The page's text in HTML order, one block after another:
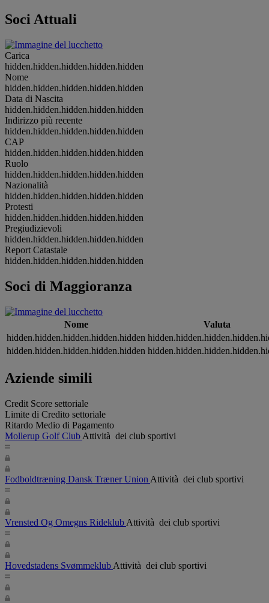
Soci Attuali
Carica
hidden.hidden.hidden.hidden.hidden
Nome
hidden.hidden.hidden.hidden.hidden
Data di Nascita
hidden.hidden.hidden.hidden.hidden
Indirizzo più recente
hidden.hidden.hidden.hidden.hidden
CAP
hidden.hidden.hidden.hidden.hidden
Ruolo
hidden.hidden.hidden.hidden.hidden
Nazionalità
hidden.hidden.hidden.hidden.hidden
Protesti
hidden.hidden.hidden.hidden.hidden
Pregiudizievoli
hidden.hidden.hidden.hidden.hidden
Report Catastale
hidden.hidden.hidden.hidden.hidden
Soci di Maggioranza
Nome
Valuta
hidden.hidden.hidden.hidden.hidden
hidden.hidden.hidden.hidden.hidden
Aziende simili
Credit Score settoriale
Limite di Credito settoriale
Ritardo Medio di Pagamento
Mollerup Golf Club Attività dei club sportivi
Fodboldtræning Dansk Træner Union Attività dei club sportivi
Vrensted Og Omegns Rideklub Attività dei club sportivi
Hovedstadens Svømmeklub Attività dei club sportivi